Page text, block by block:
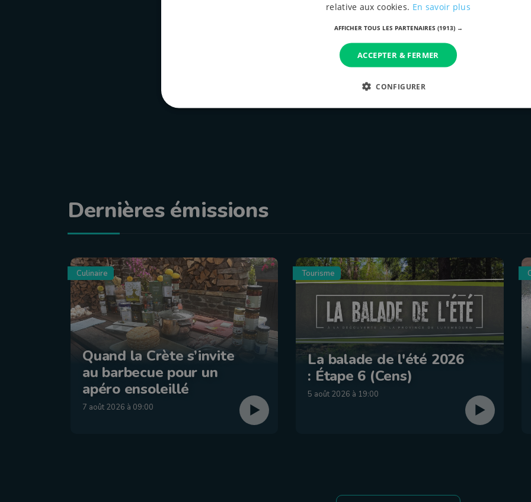
tous les épispodes
Dernières émissions
Culinaire
Quand la Crète s’invite
au barbecue pour un
apéro ensoleillé
7 août 2026 à 09:00
Tourisme
La balade de l'été 2026
: Étape 6 (Cens)
5 août 2026 à 19:00
relative aux cookies. En savoir plus
AFFICHER TOUS LES PARTENAIRES (1913) →
ACCEPTER & FERMER
CONFIGURER